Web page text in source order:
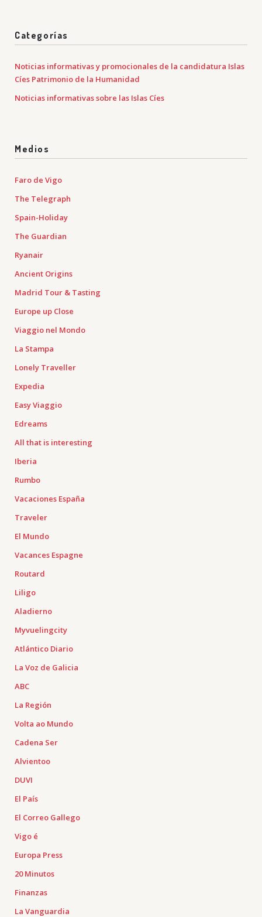
Categorías
Noticias informativas y promocionales de la candidatura Islas
Cíes Patrimonio de la Humanidad
Noticias informativas sobre las Islas Cíes
Medios
Faro de Vigo
The Telegraph
Spain-Holiday
The Guardian
Ryanair
Ancient Origins
Madrid Tour & Tasting
Europe up Close
Viaggio nel Mondo
La Stampa
Lonely Traveller
Expedia
Easy Viaggio
Edreams
All that is interesting
Iberia
Rumbo
Vacaciones España
Traveler
El Mundo
Vacances Espagne
Routard
Liligo
Aladierno
Myvuelingcity
Atlántico Diario
La Voz de Galicia
ABC
La Región
Volta ao Mundo
Cadena Ser
Alvientoo
DUVI
El País
El Correo Gallego
Vigo é
Europa Press
20 Minutos
Finanzas
La Vanguardia